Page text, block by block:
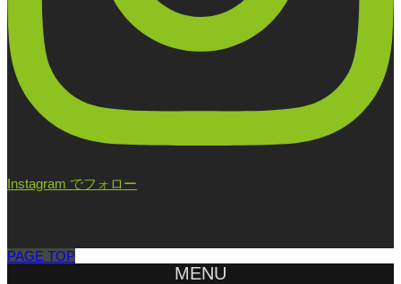
Instagram でフォロー
PAGE TOP
MENU